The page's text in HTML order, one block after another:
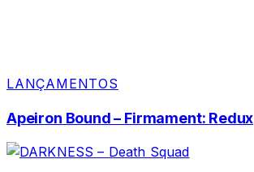
LANÇAMENTOS
Apeiron Bound – Firmament: Redux